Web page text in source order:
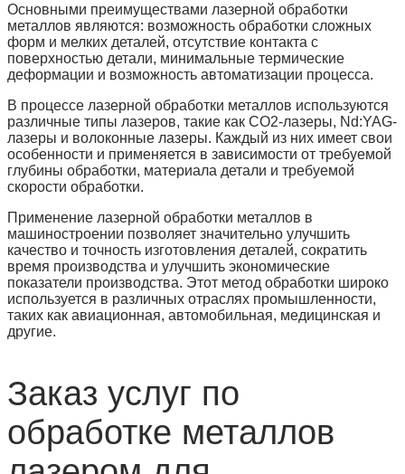
Основными преимуществами лазерной обработки
металлов являются: возможность обработки сложных
форм и мелких деталей, отсутствие контакта с
поверхностью детали, минимальные термические
деформации и возможность автоматизации процесса.
В процессе лазерной обработки металлов используются
различные типы лазеров, такие как CO2-лазеры, Nd:YAG-
лазеры и волоконные лазеры. Каждый из них имеет свои
особенности и применяется в зависимости от требуемой
глубины обработки, материала детали и требуемой
скорости обработки.
Применение лазерной обработки металлов в
машиностроении позволяет значительно улучшить
качество и точность изготовления деталей, сократить
время производства и улучшить экономические
показатели производства. Этот метод обработки широко
используется в различных отраслях промышленности,
таких как авиационная, автомобильная, медицинская и
другие.
Заказ услуг по
обработке металлов